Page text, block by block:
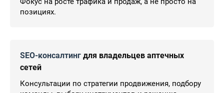
позициях.
SEO-консалтинг для владельцев аптечных
сетей
Консультации по стратегии продвижения, подбору